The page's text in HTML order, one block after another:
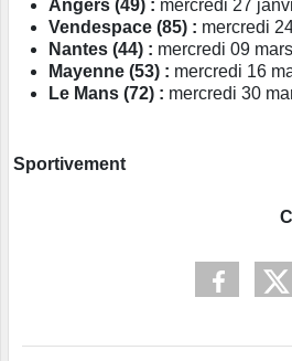
Angers (49) : mercredi 27
Vendespace (85) : mercredi
Nantes (44) : mercredi 09
Mayenne (53) : mercredi 16
Le Mans (72) : mercredi 30
Sportivement